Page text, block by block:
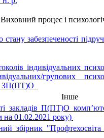
і
стану забезпеченості
індивідуальних
групових
ЗП(ПТ)О
Інше
закладів П(ПТ)О
на 01.02.2021 року)
збірник